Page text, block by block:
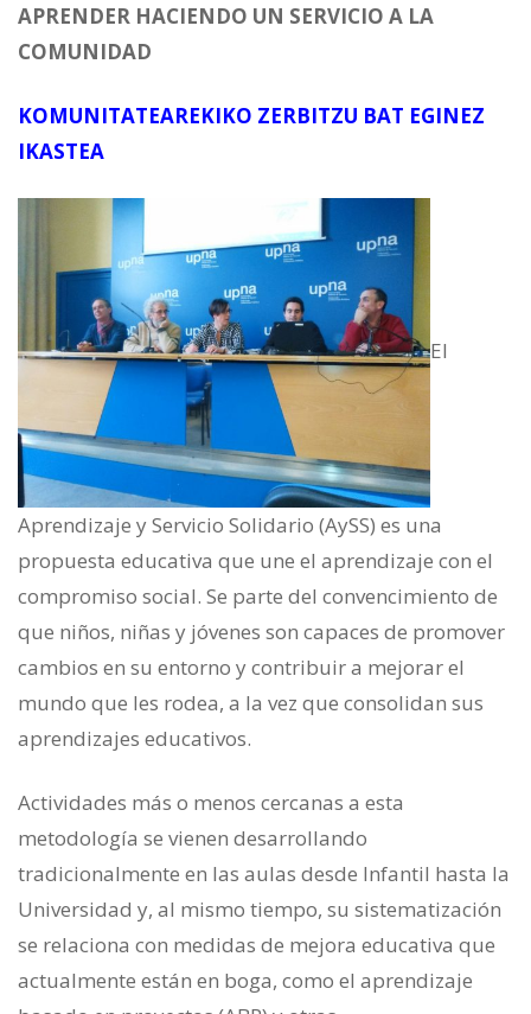
APRENDER HACIENDO UN SERVICIO A LA
COMUNIDAD
KOMUNITATEAREKIKO ZERBITZU BAT EGINEZ
IKASTEA
El
Aprendizaje y Servicio Solidario (AySS) es una
propuesta educativa que une el aprendizaje con el
compromiso social. Se parte del convencimiento de
que niños, niñas y jóvenes son capaces de promover
cambios en su entorno y contribuir a mejorar el
mundo que les rodea, a la vez que consolidan sus
aprendizajes educativos.
Actividades más o menos cercanas a esta
metodología se vienen desarrollando
tradicionalmente en las aulas desde Infantil hasta la
Universidad y, al mismo tiempo, su sistematización
se relaciona con medidas de mejora educativa que
actualmente están en boga, como el aprendizaje